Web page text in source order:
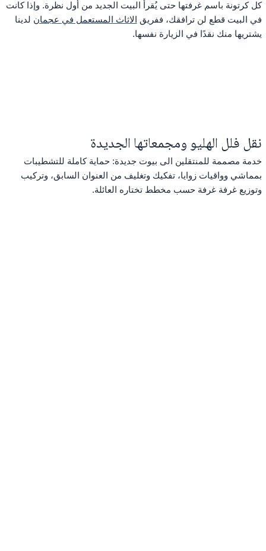
كل كرتونة باسم غرفتها حتى يُقرأ البيت الجديد من أول نظرة. وإذا كانت
في البيت قطع لن ترافقك، ففريق الاثاث المستعمل في عجمان لدينا
يشتريها منك نقدًا في الزيارة نفسها.
نقل فلل الهليو ومجمعاتها الجديدة
خدمة مصممة للمنتقلين الى بيوت جديدة: حماية كاملة للتشطيبات
بمماشي وواقيات زوايا، تفكيك وتغليف من العنوان السابق، وتركيب
وتوزيع غرفة غرفة حسب مخطط تختاره العائلة.